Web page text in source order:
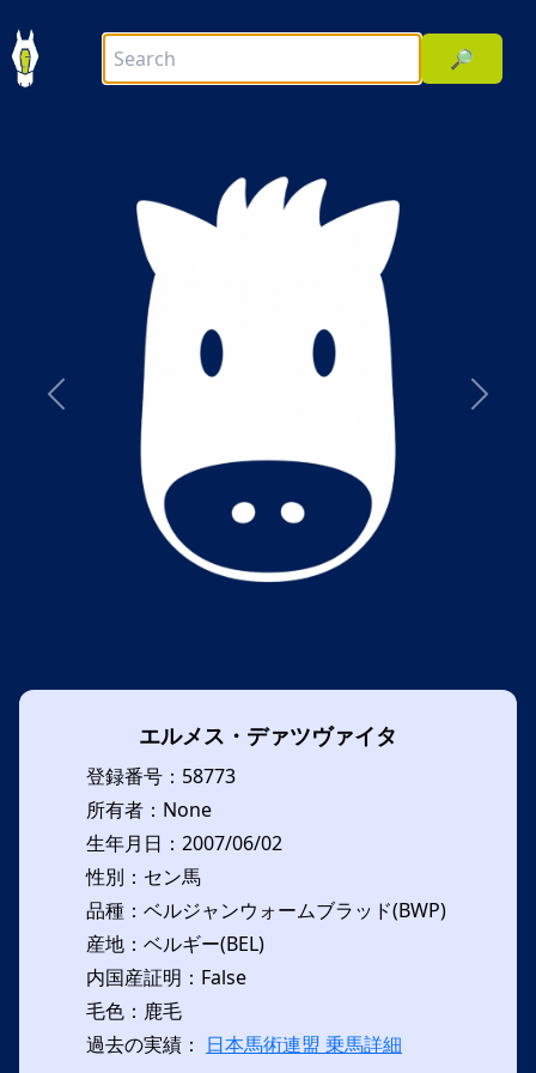
🔎
前へ 次へ
エルメス・デァツヴァイタ
登録番号：58773
所有者：None
生年月日：2007/06/02
性別：セン馬
品種：ベルジャンウォームブラッド(BWP)
産地：ベルギー(BEL)
内国産証明：False
毛色：鹿毛
過去の実績： 日本馬術連盟 乗馬詳細